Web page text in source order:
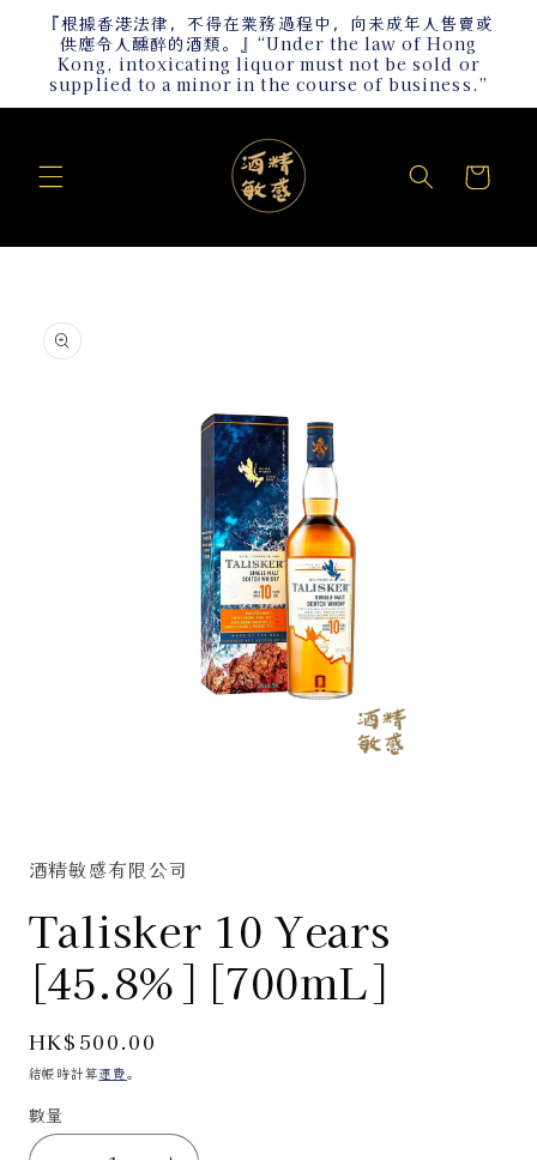
跳至內
容
『根據香港法律，不得在業務過程中，向未成年人售賣或
供應令人醺醉的酒類。』“Under the law of Hong
Kong, intoxicating liquor must not be sold or
supplied to a minor in the course of business.”
物
略過產
品資訊
動
中
開
多
體
檔
1
酒精敏感有限公司
Talisker 10 Years
[45.8%] [700mL]
定
價
HK$500.00
結帳時計算運費。
數量